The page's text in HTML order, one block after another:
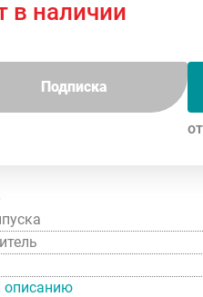
в наличии
Подписка
описанию